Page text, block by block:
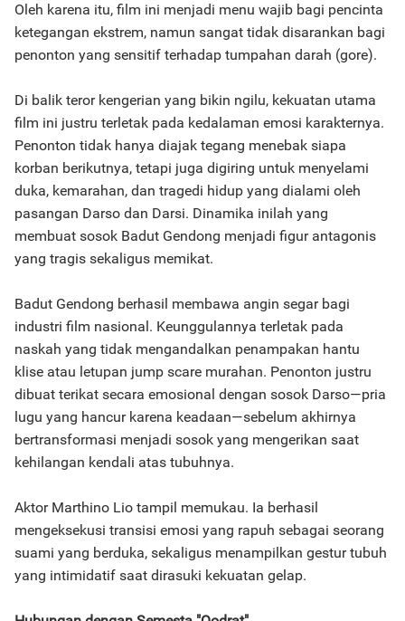
Oleh karena itu, film ini menjadi menu wajib bagi pencinta
ketegangan ekstrem, namun sangat tidak disarankan bagi
penonton yang sensitif terhadap tumpahan darah (gore).
Di balik teror kengerian yang bikin ngilu, kekuatan utama
film ini justru terletak pada kedalaman emosi karakternya.
Penonton tidak hanya diajak tegang menebak siapa
korban berikutnya, tetapi juga digiring untuk menyelami
duka, kemarahan, dan tragedi hidup yang dialami oleh
pasangan Darso dan Darsi. Dinamika inilah yang
membuat sosok Badut Gendong menjadi figur antagonis
yang tragis sekaligus memikat.
Badut Gendong berhasil membawa angin segar bagi
industri film nasional. Keunggulannya terletak pada
naskah yang tidak mengandalkan penampakan hantu
klise atau letupan jump scare murahan. Penonton justru
dibuat terikat secara emosional dengan sosok Darso—pria
lugu yang hancur karena keadaan—sebelum akhirnya
bertransformasi menjadi sosok yang mengerikan saat
kehilangan kendali atas tubuhnya.
Aktor Marthino Lio tampil memukau. Ia berhasil
mengeksekusi transisi emosi yang rapuh sebagai seorang
suami yang berduka, sekaligus menampilkan gestur tubuh
yang intimidatif saat dirasuki kekuatan gelap.